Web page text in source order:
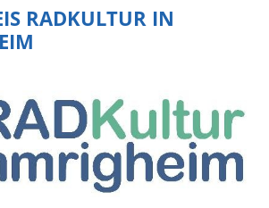
RATHAUS
Online-Bürgerportal
Bürgerservice
Behördenwegweiser
RADKULTUR IN